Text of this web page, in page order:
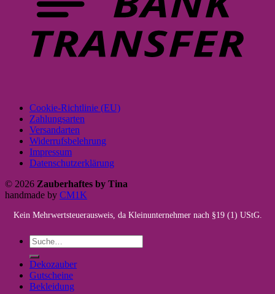
Cookie-Richtlinie (EU)
Zahlungsarten
Versandarten
Widerrufsbelehrung
Impressum
Datenschutzerklärung
© 2026 Zauberhaftes by Tina
handmade by CM1K
Kein Mehrwertsteuerausweis, da Kleinunternehmer nach §19 (1) UStG.
Suche
nach:
Dekozauber
Gutscheine
Bekleidung